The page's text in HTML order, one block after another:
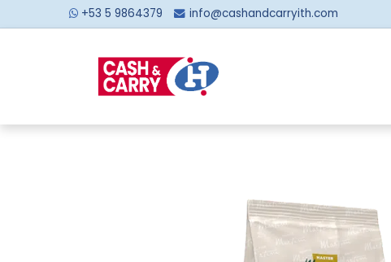
+53 5 9864379 info@cashandcarryith.com